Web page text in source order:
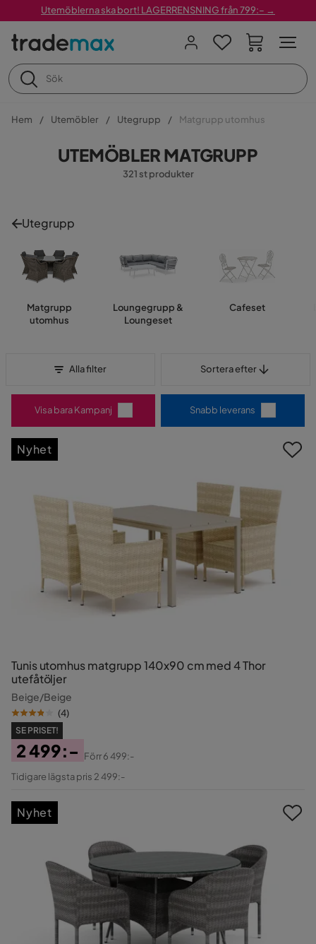
Utemöblerna ska bort! LAGERRENSNING från 799:– →
Hem Utemöbler Utegrupp Matgrupp utomhus
UTEMÖBLER MATGRUPP
321 st produkter
Utegrupp
Matgrupp
utomhus
Loungegrupp &
Loungeset
Cafeset
Alla filter Sortera efter
Visa bara Kampanj Snabb leverans
Tunis utomhus matgrupp 140x90 cm med 4 Thor
utefåtöljer
Beige/Beige
(4)
SE PRISET!
Pris
2 499:-
Original
Förr6 499:-
Tidigare lägsta pris 2 499:-
Nyhet
Nyhet